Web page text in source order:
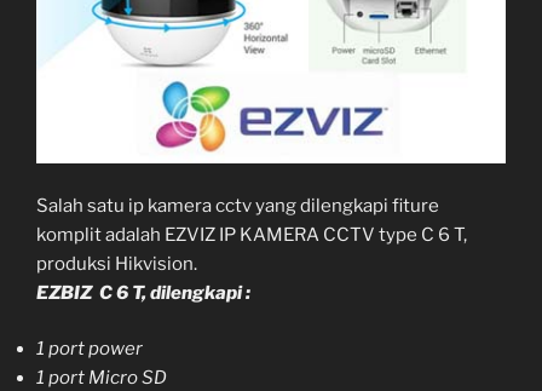
Salah satu ip kamera cctv yang dilengkapi fiture
komplit adalah EZVIZ IP KAMERA CCTV type C 6 T,
produksi Hikvision.
EZBIZ C 6 T, dilengkapi :
1 port power
1 port Micro SD